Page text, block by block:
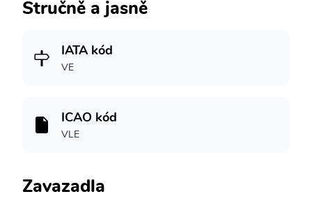
Stručně a jasně
IATA kód
VE
ICAO kód
VLE
Zavazadla